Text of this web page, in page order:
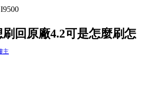
回原廠4.2可是怎麼刷怎
主